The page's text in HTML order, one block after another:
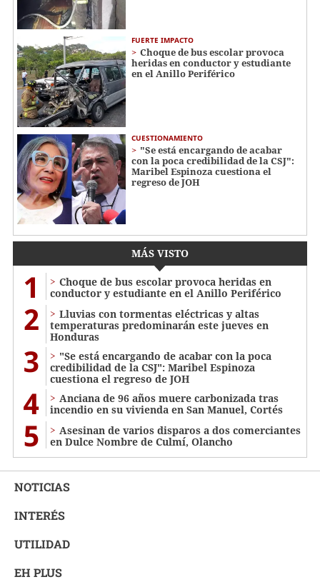
FUERTE IMPACTO
Choque de bus escolar provoca
heridas en conductor y estudiante
en el Anillo Periférico
CUESTIONAMIENTO
"Se está encargando de acabar
con la poca credibilidad de la CSJ":
Maribel Espinoza cuestiona el
regreso de JOH
MÁS VISTO
1
Choque de bus escolar provoca heridas en
conductor y estudiante en el Anillo Periférico
2
Lluvias con tormentas eléctricas y altas
temperaturas predominarán este jueves en
Honduras
3
"Se está encargando de acabar con la poca
credibilidad de la CSJ": Maribel Espinoza
cuestiona el regreso de JOH
4
Anciana de 96 años muere carbonizada tras
incendio en su vivienda en San Manuel, Cortés
5
Asesinan de varios disparos a dos comerciantes
en Dulce Nombre de Culmí, Olancho
NOTICIAS
INTERÉS
UTILIDAD
EH PLUS